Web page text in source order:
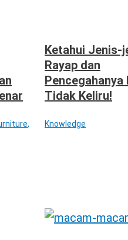
,
Ketahui Jenis-
Rayap dan
Pencegahanya
Tidak Keliru!
Knowledge